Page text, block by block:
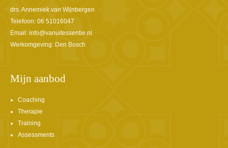
drs. Annemiek van Wijnbergen
Telefoon: 06 51016047
Email: info@vanuitessentie.nl
Werkomgeving: Den Bosch
Mijn aanbod
Coaching
Therapie
Training
Assessments